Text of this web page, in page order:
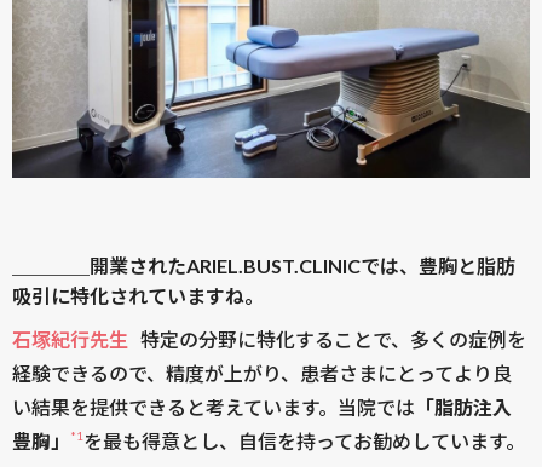
＿＿＿＿開業されたARIEL.BUST.CLINICでは、豊胸と脂肪
吸引に特化されていますね。
石塚紀行先生 特定の分野に特化することで、多くの症例を
経験できるので、精度が上がり、患者さまにとってより良
い結果を提供できると考えています。当院では 「脂肪注入
豊胸」
*1 を最も得意とし、自信を持ってお勧めしています。